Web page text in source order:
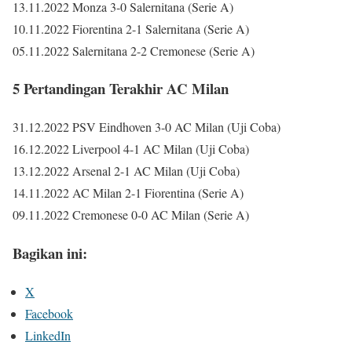
13.11.2022 Monza 3-0 Salernitana (Serie A)
10.11.2022 Fiorentina 2-1 Salernitana (Serie A)
05.11.2022 Salernitana 2-2 Cremonese (Serie A)
5 Pertandingan Terakhir AC Milan
31.12.2022 PSV Eindhoven 3-0 AC Milan (Uji Coba)
16.12.2022 Liverpool 4-1 AC Milan (Uji Coba)
13.12.2022 Arsenal 2-1 AC Milan (Uji Coba)
14.11.2022 AC Milan 2-1 Fiorentina (Serie A)
09.11.2022 Cremonese 0-0 AC Milan (Serie A)
Bagikan ini:
X
Facebook
LinkedIn